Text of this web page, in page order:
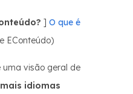
] O que é
EConteúdo)
uma visão geral de
idiomas